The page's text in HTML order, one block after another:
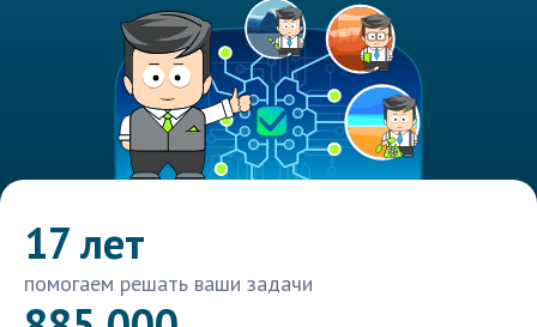
17 лет
помогаем решать ваши задачи